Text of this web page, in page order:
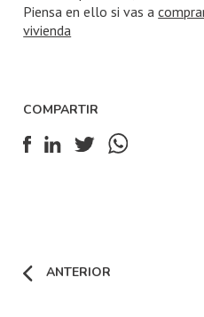
Piensa en ello si vas a
vivienda
COMPARTIR
ANTERIOR